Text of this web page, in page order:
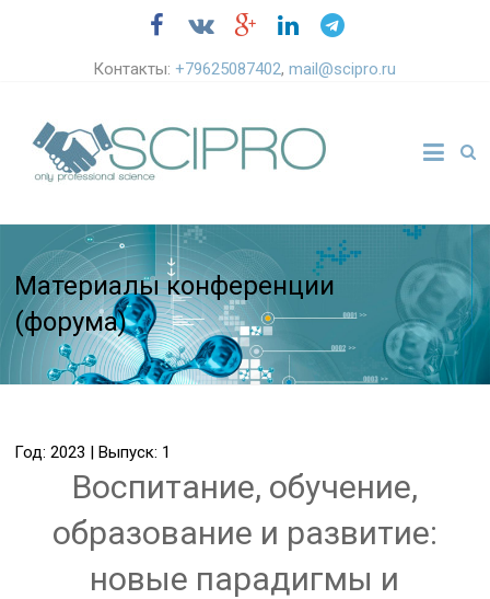
Контакты:+79625087402,mail@scipro.ru
Материалы конференции
(форума)
Год: 2023 | Выпуск: 1
Воспитание, обучение,
образование и развитие:
новые парадигмы и